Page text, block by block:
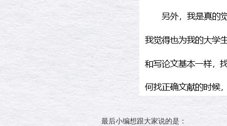
最后小编想跟大家说的是：